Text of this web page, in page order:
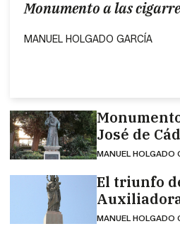
Monumento a las
MANUEL HOLGADO GARCÍA
José de
MANUEL HOLGADO
El triunfo
MANUEL HOLGADO